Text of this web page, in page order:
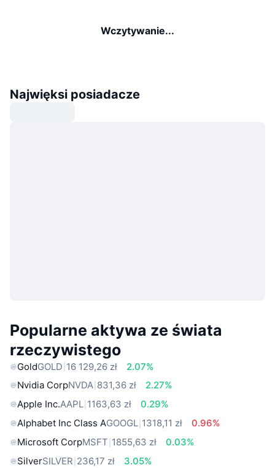
Wczytywanie...
Najwięksi posiadacze
Popularne aktywa ze świata
rzeczywistego
GoldGOLD 16 129,26 zł
2.07%
Nvidia CorpNVDA 831,36 zł
2.27%
Apple Inc.AAPL 1163,63 zł
0.29%
Alphabet Inc Class AGOOGL 1318,11 zł
0.96%
Microsoft CorpMSFT 1855,63 zł
0.03%
SilverSILVER 236,17 zł
3.05%